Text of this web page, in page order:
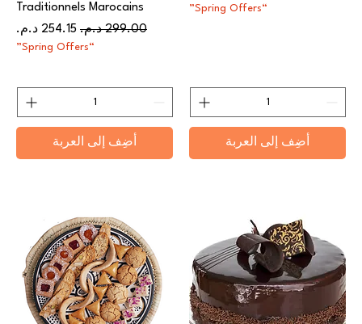
“Spring Offers”
أضِف إلى العربة
Traditionnels Marocains
سعر عادي
سعر البيع
“Spring Offers”
أضِف إلى العربة